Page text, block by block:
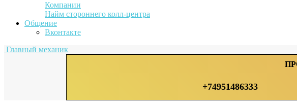
Компании
Найм стороннего колл-центра
Общение
Вконтакте
Главный механик
+74951486333